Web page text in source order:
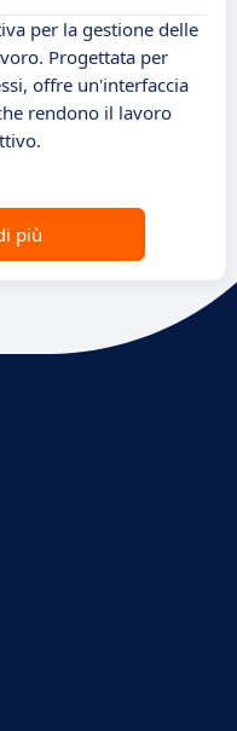
per la gestione delle
Progettata per
offre un'interfaccia
rendono il lavoro
più